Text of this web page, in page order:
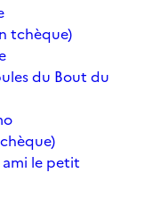
tchèque)
du Bout du
ami le petit